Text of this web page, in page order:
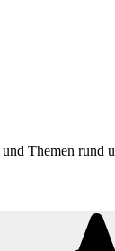
Themen rund